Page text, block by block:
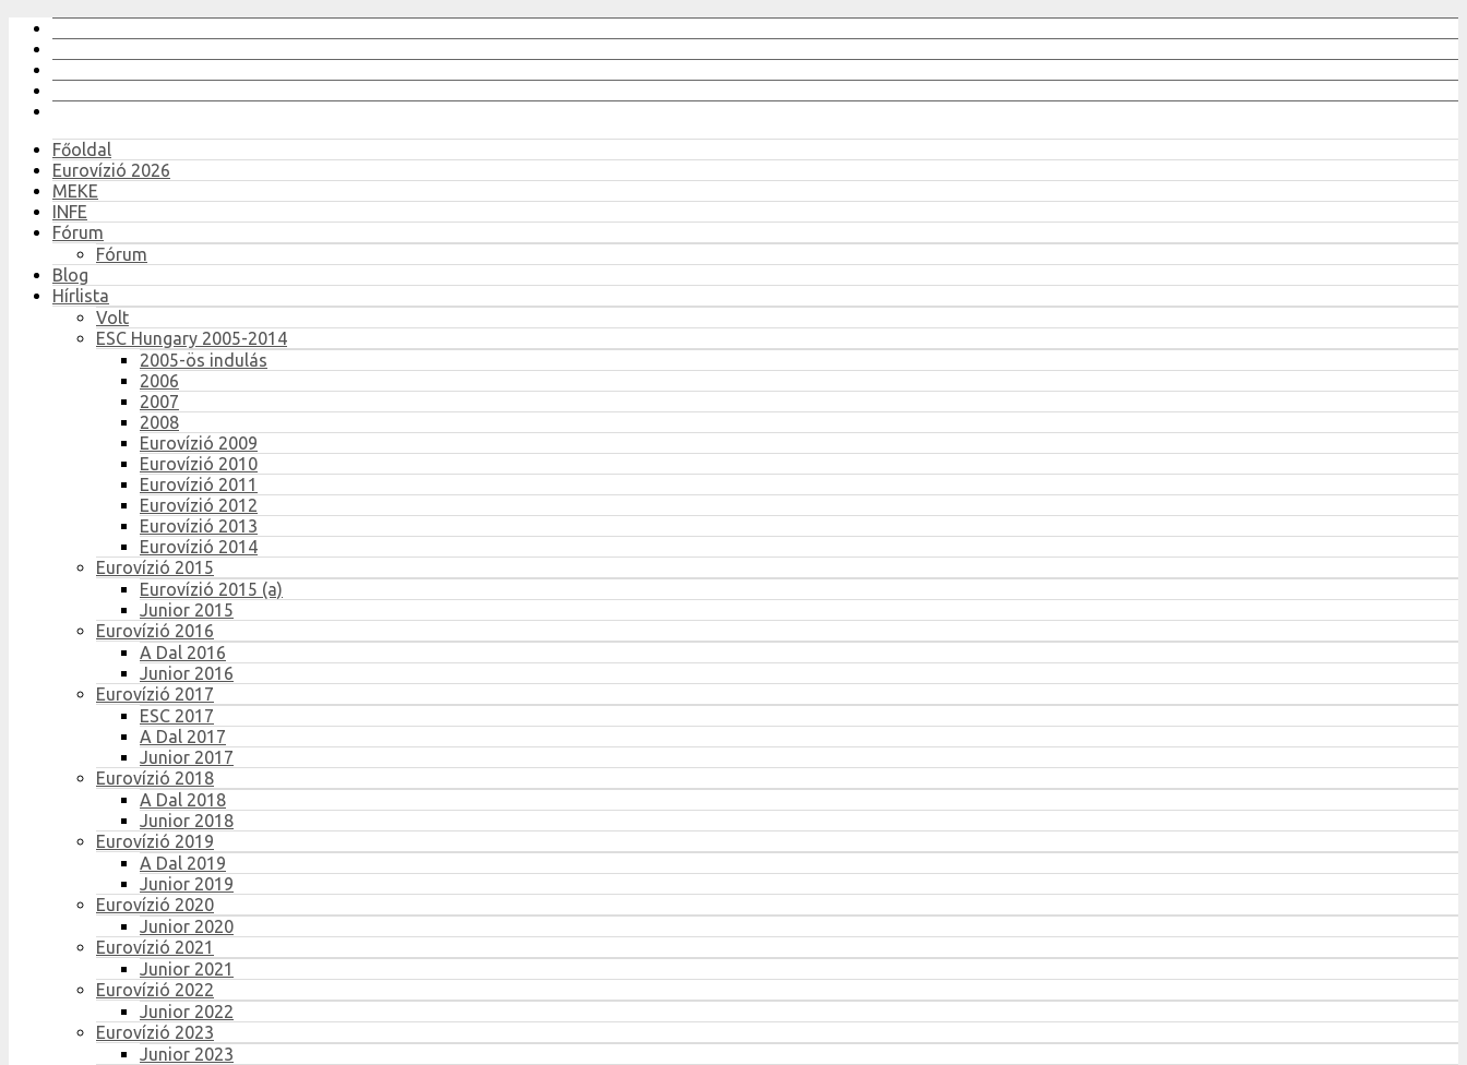
Főoldal
Eurovízió 2026
MEKE
INFE
Fórum
Fórum
Blog
Hírlista
Volt
ESC Hungary 2005-2014
2005-ös indulás
2006
2007
2008
Eurovízió 2009
Eurovízió 2010
Eurovízió 2011
Eurovízió 2012
Eurovízió 2013
Eurovízió 2014
Eurovízió 2015
Eurovízió 2015 (a)
Junior 2015
Eurovízió 2016
A Dal 2016
Junior 2016
Eurovízió 2017
ESC 2017
A Dal 2017
Junior 2017
Eurovízió 2018
A Dal 2018
Junior 2018
Eurovízió 2019
A Dal 2019
Junior 2019
Eurovízió 2020
Junior 2020
Eurovízió 2021
Junior 2021
Eurovízió 2022
Junior 2022
Eurovízió 2023
Junior 2023